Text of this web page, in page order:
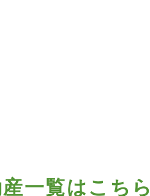
一覧はこちら